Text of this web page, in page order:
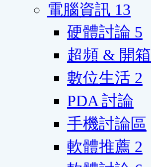
電腦資訊 13
硬體討論 5
超頻 & 開箱
數位生活 2
PDA 討論
手機討論區
軟體推薦 2